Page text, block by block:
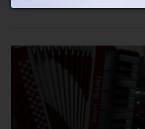
mais saudosos de Blumenau: quando